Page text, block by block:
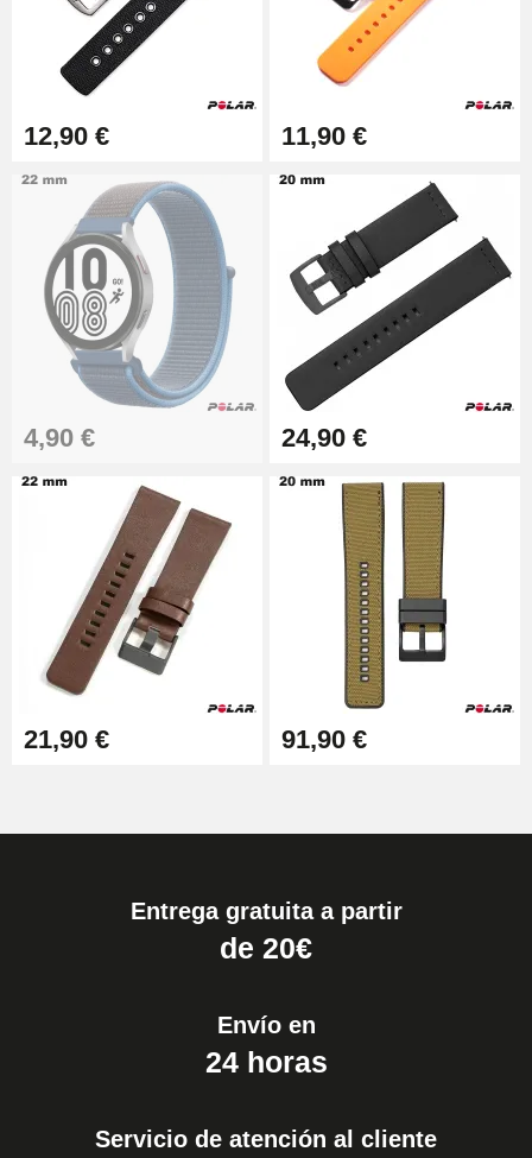
12,90 € 11,90 €
4,90 € 24,90 €
21,90 € 91,90 €
Entrega gratuita a partir
de 20€
Envío en
24 horas
Servicio de atención al cliente